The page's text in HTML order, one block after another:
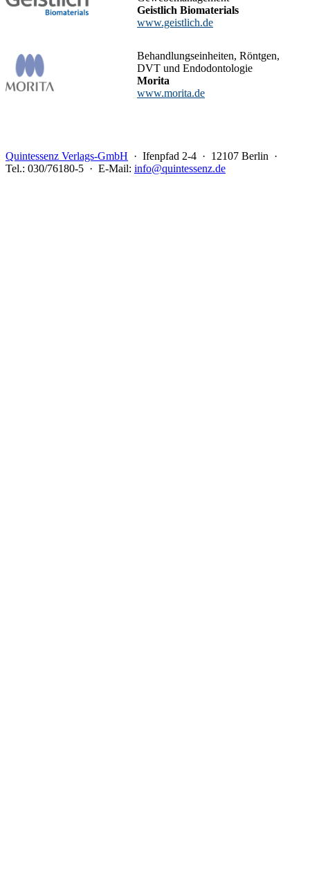
Geistlich Biomaterials
www.geistlich.de
Behandlungseinheiten, Röntgen,
DVT und Endodontologie
Morita
www.morita.de
Quintessenz Verlags-GmbH · Ifenpfad 2-4 · 12107 Berlin ·
Tel.: 030/76180-5 · E-Mail: info@quintessenz.de